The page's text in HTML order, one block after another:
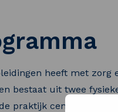
heeft met zorg
bestaat uit twee
praktijk centraal staat.